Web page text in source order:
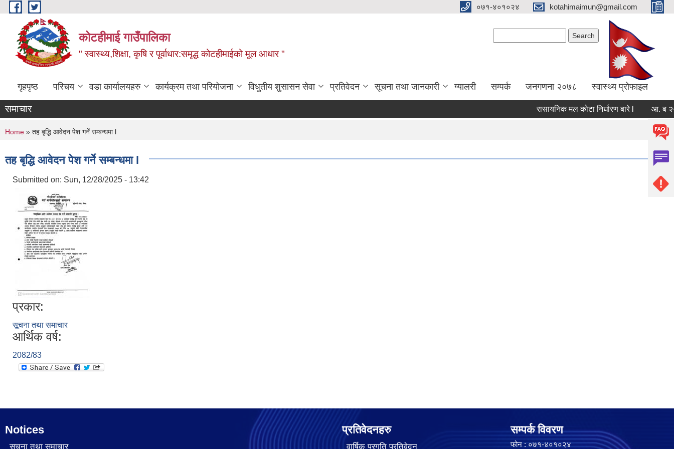
Skip to main content ०७१-४०१०२४ kotahimaimun@gmail.com
कोटहीमाई गाउँपालिका
" स्वास्थ्य,शिक्षा, कृषि र पूर्वाधार:समृद्ध कोटहीमाईको मूल आधार "
गृहपृष्ठ परिचय वडा कार्यालयहरु कार्यक्रम तथा परियोजना विधुतीय शुसासन सेवा प्रतिवेदन सूचना तथा जानकारी ग्यालरी सम्पर्क जनगणना २०७८ स्वास्थ्य प्रोफाइल
समाचार रासायनिक मल कोटा निर्धारण बारे l आ. ब
You are here
Home » तह बृद्धि आवेदन पेश गर्ने सम्बन्धमा l
तह बृद्धि आवेदन पेश गर्ने सम्बन्धमा l
Submitted on: Sun, 12/28/2025 - 13:42
प्रकार:
सूचना तथा समाचार
आर्थिक वर्ष:
2082/83
Notices
सूचना तथा समाचार
प्रतिवेदनहरु
वार्षिक प्रगति प्रतिवेदन
सम्पर्क विवरण
फोन : ०७१-४०१०२४